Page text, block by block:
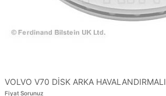
VOLVO V70 DİSK ARKA HAVALANDIRMALI
Fiyat Sorunuz